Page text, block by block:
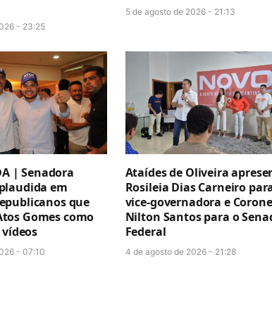
- 23:25
5 de agosto de 2026 - 21:13
| Senadora
em
que
Gomes como
- 07:10
Ataídes de Oliveira
Rosileia Dias Carneiro
vice-governadora e
Nilton Santos para o
Federal
4 de agosto de 2026 - 21:28